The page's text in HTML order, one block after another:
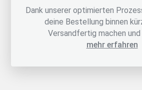
Dank unserer optimierten
deine Bestellung binnen
Versandfertig machen und
mehr erfahren